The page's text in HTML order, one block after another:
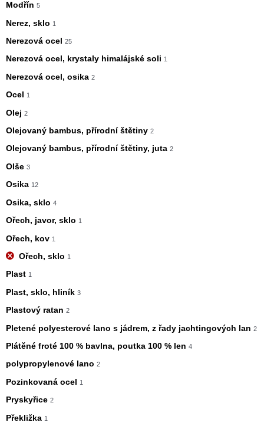
Modřín 5
Nerez, sklo 1
Nerezová ocel 25
Nerezová ocel, krystaly himalájské soli 1
Nerezová ocel, osika 2
Ocel 1
Olej 2
Olejovaný bambus, přírodní štětiny 2
Olejovaný bambus, přírodní štětiny, juta 2
Olše 3
Osika 12
Osika, sklo 4
Ořech, javor, sklo 1
Ořech, kov 1
Ořech, sklo 1
Plast 1
Plast, sklo, hliník 3
Plastový ratan 2
Pletené polyesterové lano s jádrem, z řady jachtingových lan 2
Plátěné froté 100 % bavlna, poutka 100 % len 4
polypropylenové lano 2
Pozinkovaná ocel 1
Pryskyřice 2
Překližka 1